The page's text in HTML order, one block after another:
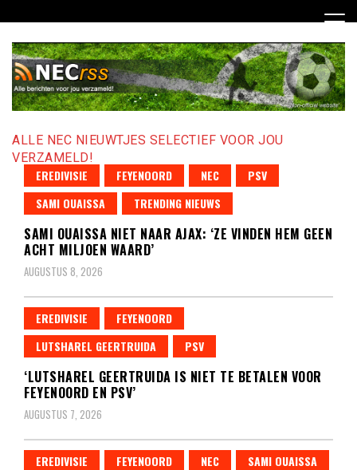
naar
inhoud
ALLE NEC NIEUWTJES SELECTIEF VOOR JOU
VERZAMELD!
EREDIVISIE FEYENOORD NEC
PSV
SAMI OUAISSA
TRENDING NIEUWS
SAMI OUAISSA NIET NAAR AJAX: ‘ZE VINDEN HEM GEEN
ACHT MILJOEN WAARD’
AUGUSTUS 8, 2026
EREDIVISIE
FEYENOORD
LUTSHAREL GEERTRUIDA
PSV
‘LUTSHAREL GEERTRUIDA IS NIET TE BETALEN VOOR
FEYENOORD EN PSV’
AUGUSTUS 7, 2026
EREDIVISIE FEYENOORD NEC
SAMI OUAISSA